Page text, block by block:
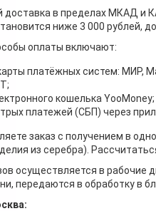
доставка в пределах МКАД и
ниже 3 000 рублей,
оплаты включают:
платёжных систем: МИР,
кошелька YooMoney;
платежей (СБП) через
заказ с получением в
из серебра).
осуществляется в рабочие
передаются в обработку в